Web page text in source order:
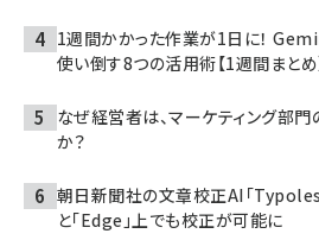
1週間かかった作業が1日に！
使い倒す8つの活用術【1週間まとめ
なぜ経営者は、マーケティング部
か？
朝日新聞社の文章校正AI「
と「Edge」上でも校正が可能に